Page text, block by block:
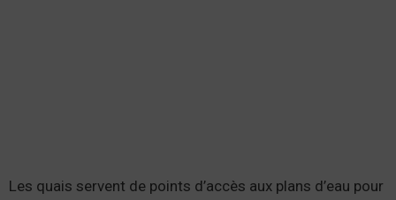
Les quais servent de points d’accès aux plans d’eau pour